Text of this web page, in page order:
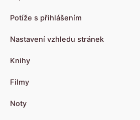
Potíže s přihlášením
Nastavení vzhledu stránek
Knihy
Filmy
Noty